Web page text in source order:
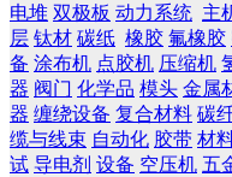
电堆 双极板 动力系统 主
层 钛材 碳纸 橡胶 氟橡胶
备 涂布机 点胶机 压缩机
器 阀门 化学品 模头 金属
器 缠绕设备 复合材料 碳
缆与线束 自动化 胶带 材
试 导电剂 设备 空压机 五